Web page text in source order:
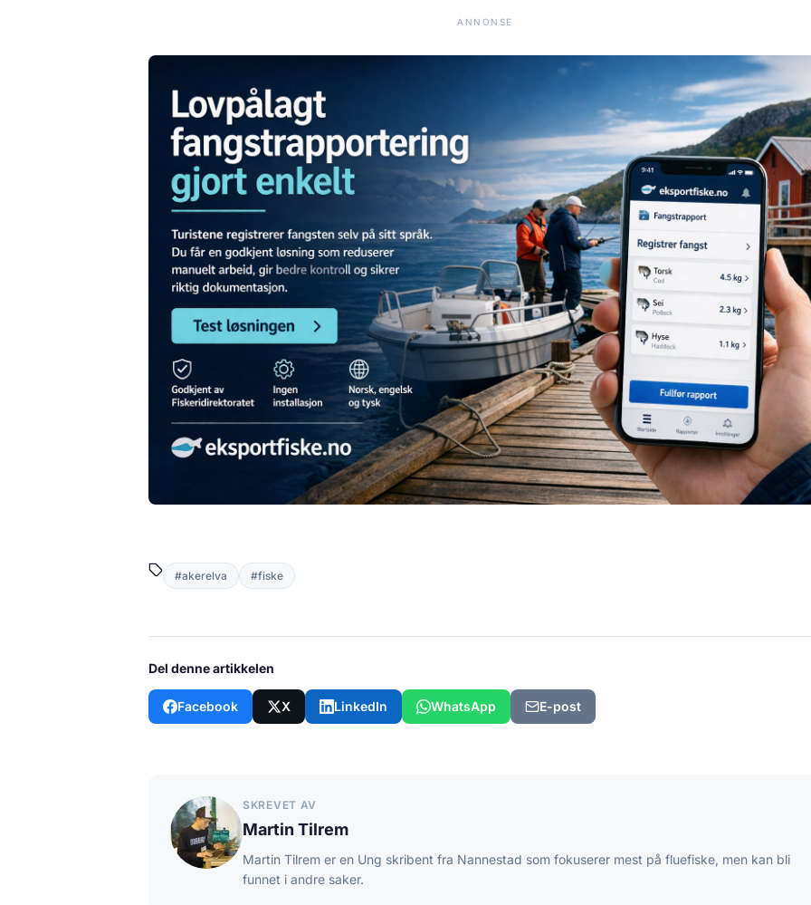
ANNONSE
#akerelva #fiske
Del denne artikkelen
Facebook X LinkedIn WhatsApp E-post
SKREVET AV
Martin Tilrem
Martin Tilrem er en Ung skribent fra Nannestad som fokuserer mest på fluefiske, men kan bli
funnet i andre saker.